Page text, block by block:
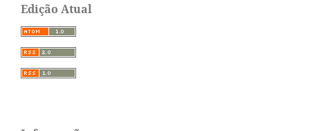
Edição Atual